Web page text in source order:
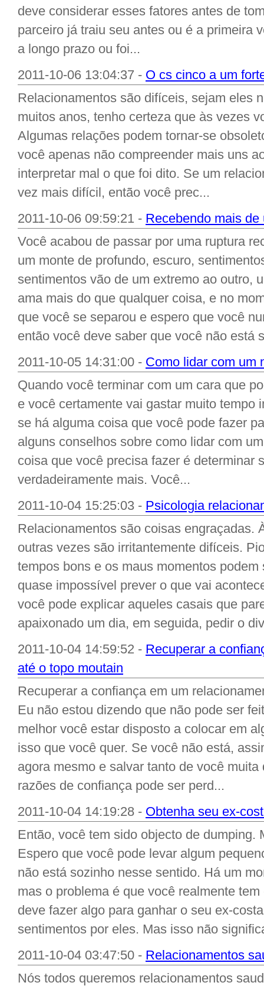
deve considerar esses fatores antes de
parceiro já traiu seu antes ou é a primeira
a longo prazo ou foi...
2011-10-06 13:04:37 - O cs cinco a um
Relacionamentos são difíceis, sejam eles
muitos anos, tenho certeza que às vezes
Algumas relações podem tornar-se
você apenas não compreender mais uns
interpretar mal o que foi dito. Se um
vez mais difícil, então você prec...
2011-10-06 09:59:21 - Recebendo mais
Você acabou de passar por uma ruptura
um monte de profundo, escuro,
sentimentos vão de um extremo ao outro,
ama mais do que qualquer coisa, e no
que você se separou e espero que você
então você deve saber que você não está
2011-10-05 14:31:00 - Como lidar com um
Quando você terminar com um cara que
e você certamente vai gastar muito tempo
se há alguma coisa que você pode fazer
alguns conselhos sobre como lidar com
coisa que você precisa fazer é determinar
verdadeiramente mais. Você...
2011-10-04 15:25:03 - Psicologia
Relacionamentos são coisas engraçadas.
outras vezes são irritantemente difíceis.
tempos bons e os maus momentos
quase impossível prever o que vai
você pode explicar aqueles casais que
apaixonado um dia, em seguida, pedir o
2011-10-04 14:59:52 - Recuperar a
até o topo moutain
Recuperar a confiança em um
Eu não estou dizendo que não pode ser
melhor você estar disposto a colocar em
isso que você quer. Se você não está,
agora mesmo e salvar tanto de você
razões de confiança pode ser perd...
2011-10-04 14:19:28 - Obtenha seu ex-
Então, você tem sido objecto de dumping.
Espero que você pode levar algum
não está sozinho nesse sentido. Há um
mas o problema é que você realmente
deve fazer algo para ganhar o seu ex-
sentimentos por eles. Mas isso não
2011-10-04 03:47:50 - Relacionamentos
Nós todos queremos relacionamentos